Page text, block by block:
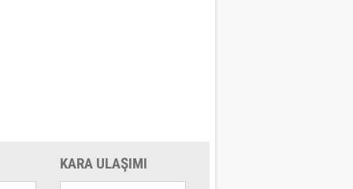
KARA ULAŞIMI